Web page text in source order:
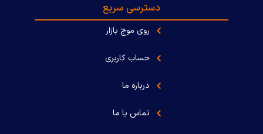
دسترسی سریع
روی موج بازار
حساب کاربری
درباره ما
تماس با ما